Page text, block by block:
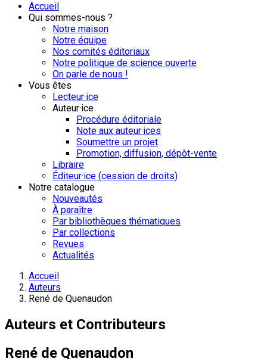
Accueil
Qui sommes-nous ?
Notre maison
Notre équipe
Nos comités éditoriaux
Notre politique de science ouverte
On parle de nous !
Vous êtes
Lecteur·ice
Auteur·ice
Procédure éditoriale
Note aux auteur·ices
Soumettre un projet
Promotion, diffusion, dépôt-vente
Libraire
Éditeur·ice (cession de droits)
Notre catalogue
Nouveautés
À paraître
Par bibliothèques thématiques
Par collections
Revues
Actualités
Accueil
Auteurs
René de Quenaudon
Auteurs et Contributeurs
René de Quenaudon